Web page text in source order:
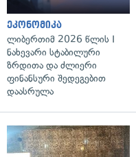
ეკონომიკა
ლიბერთიმ 2026 წლის I
ნახევარი სტაბილური
ზრდითა და ძლიერი
ფინანსური შედეგებით
დაასრულა